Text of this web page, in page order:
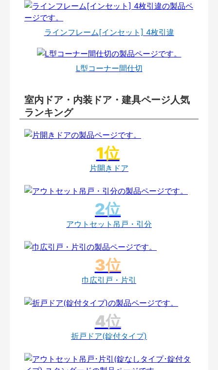
ラインフレーム[インセット] 4枚引違
L型コーナー間仕切
室内ドア・内装ドア・建具ページ人気
ランキング
片開きドア
アウトセット吊戸・引分
巾広引戸・片引
折戸ドア(錠付タイプ)